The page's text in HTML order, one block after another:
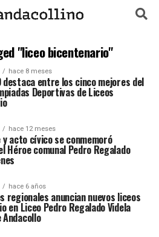
"liceo bicentenario"
hace 8 meses
destaca entre los cinco mejores del
Deportivas de Liceos
hace 12 meses
y acto cívico se conmemoró
Héroe comunal Pedro Regalado
hace 6 años
regionales anuncian nuevos liceos
en Liceo Pedro Regalado Videla
Andacollo